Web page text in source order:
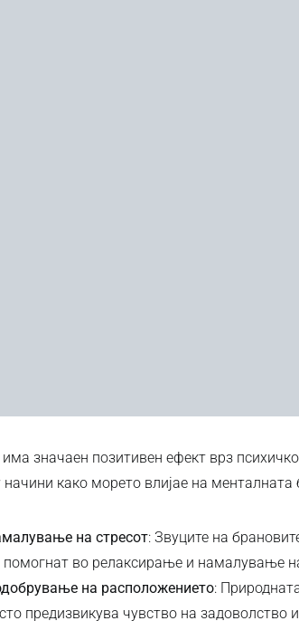
значаен позитивен ефект врз
начини како морето влијае на менталната
на стресот: Звуците на
помогнат во релаксирање и намалување
на расположението:
предизвикува чувство на задоволство